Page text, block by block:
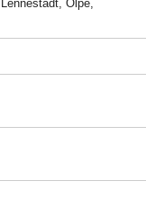
Olpe,